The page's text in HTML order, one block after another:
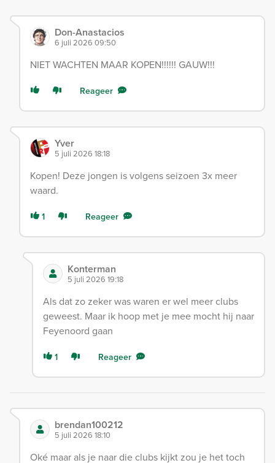
Don-Anastacios
6 juli 2026 09:50
NIET WACHTEN MAAR KOPEN!!!!!! GAUW!!!
Reageer
Yver
5 juli 2026 18:18
Kopen! Deze jongen is volgens seizoen 3x meer
waard.
1 Reageer
Konterman
5 juli 2026 19:18
Als dat zo zeker was waren er wel meer clubs
geweest. Maar ik hoop met je mee mocht hij naar
Feyenoord gaan
1 Reageer
brendan100212
5 juli 2026 18:10
Oké maar als je naar die clubs kijkt zou je het toch